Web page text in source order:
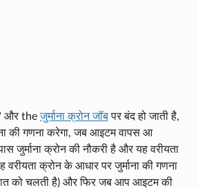
और theजुर्माना क्रोन जॉबपर बंद हो जाती है,
की गणना करेगा, जब आइटम वापस आ
जुर्माना क्रोन की नौकरी है और यह वरीयता
क्रोन के आधार पर जुर्माना की गणना
को चलती है) और फिर जब आप आइटम की